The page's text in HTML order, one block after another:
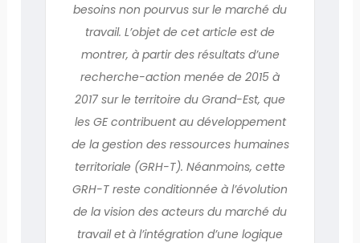
besoins non pourvus sur le marché du
travail. L’objet de cet article est de
montrer, à partir des résultats d’une
recherche-action menée de 2015 à
2017 sur le territoire du Grand-Est, que
les GE contribuent au développement
de la gestion des ressources humaines
territoriale (GRH-T). Néanmoins, cette
GRH-T reste conditionnée à l’évolution
de la vision des acteurs du marché du
travail et à l’intégration d’une logique